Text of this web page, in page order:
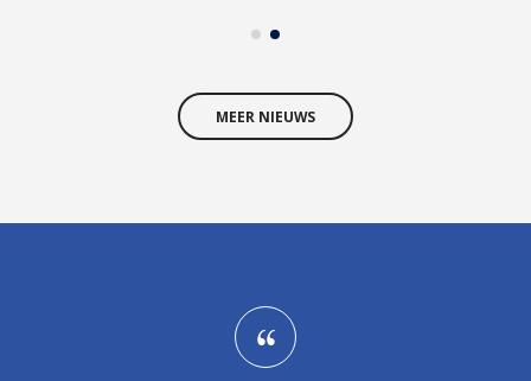
MEER NIEUWS